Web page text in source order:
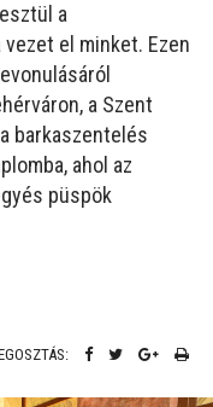
a
el minket. Ezen
a Szent
barkaszentelés
ahol az
püspök